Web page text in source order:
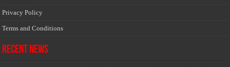
Privacy Policy
Terms and Conditions
Recent News